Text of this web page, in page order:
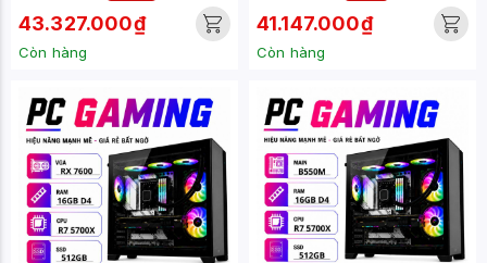
43.327.000₫
Còn hàng
41.147.000₫
Còn hàng